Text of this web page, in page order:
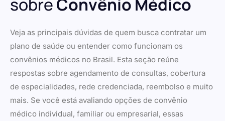
sobreConvênio Médico
Veja as principais dúvidas de quem busca contratar um
plano de saúde ou entender como funcionam os
convênios médicos no Brasil. Esta seção reúne
respostas sobre agendamento de consultas, cobertura
de especialidades, rede credenciada, reembolso e muito
mais. Se você está avaliando opções de convênio
médico individual, familiar ou empresarial, essas